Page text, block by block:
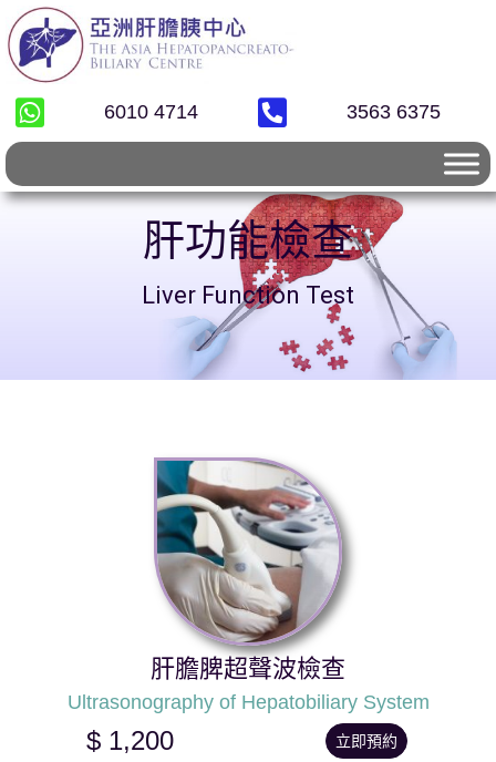
6010 4714 3563 6375
肝功能檢查
Liver Function Test
肝膽脾超聲波檢查
Ultrasonography of Hepatobiliary System
$ 1,200 立即預約